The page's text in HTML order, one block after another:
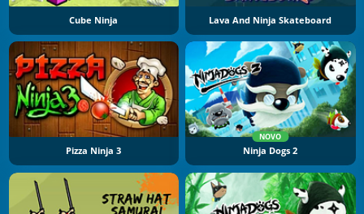
Cube Ninja Lava And Ninja Skateboard
Pizza Ninja 3
NOVO
Ninja Dogs 2